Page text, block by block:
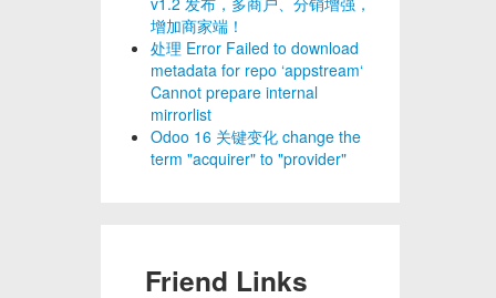
增加商家端！
处理 Error Failed to download
metadata for repo ‘appstream‘
Cannot prepare internal
mirrorlist
Odoo 16 关键变化 change the
term "acquirer" to "provider"
Friend Links